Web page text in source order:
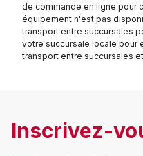
de commande en ligne pour
équipement n'est pas
transport entre succursales
votre succursale locale pour
transport entre succursales
Inscrivez-